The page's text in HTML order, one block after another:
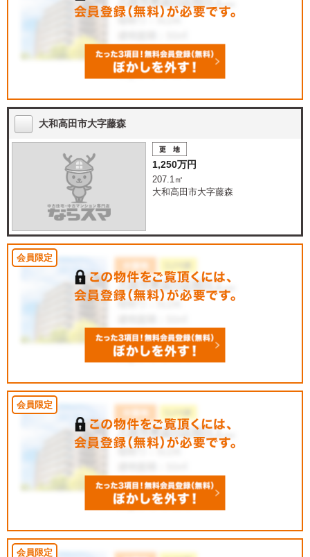
大和高田市大字藤森
1,250万円
207.1㎡
大和高田市大字藤森